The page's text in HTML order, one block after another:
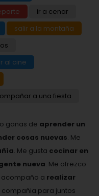
ir a cenar
salir a la montaña
ir al cine
a una fiesta
ganas de aprender un
cosas nuevas. Me
. Me gusta cocinar en
nueva. Me ofrezco
acompaño a realizar
compañia para juntos